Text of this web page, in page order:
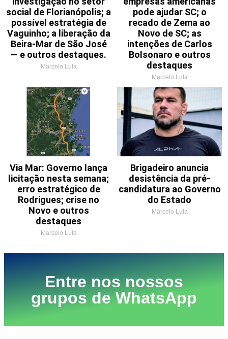
social de Florianópolis; a
possível estratégia de
Vaguinho; a liberação da
Beira-Mar de São José
— e outros destaques.
Marcelo Lula
pode ajudar SC; o
recado de Zema ao
Novo de SC; as
intenções de Carlos
Bolsonaro e outros
destaques
Marcelo Lula
Via Mar: Governo lança
licitação nesta semana;
erro estratégico de
Rodrigues; crise no
Novo e outros
destaques
Marcelo Lula
Brigadeiro anuncia
desistência da pré-
candidatura ao Governo
do Estado
Marcelo Lula
Entre nos nossos
grupos de WhatsApp